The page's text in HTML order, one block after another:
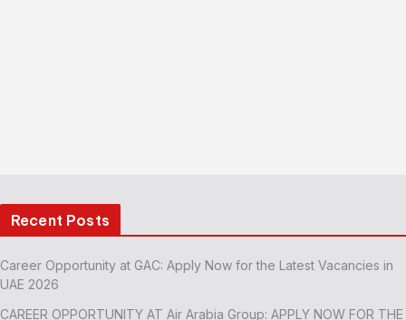
Recent Posts
Career Opportunity at GAC: Apply Now for the Latest Vacancies in
UAE 2026
CAREER OPPORTUNITY AT Air Arabia Group: APPLY NOW FOR THE